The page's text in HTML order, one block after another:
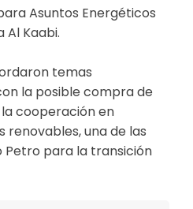
Asuntos Energéticos
Al Kaabi.
temas
la posible compra de
cooperación en
una de las
Petro para la transición